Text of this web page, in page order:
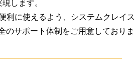
します。
利に使えるよう、システムクレイ
サポート体制をご用意しておりま